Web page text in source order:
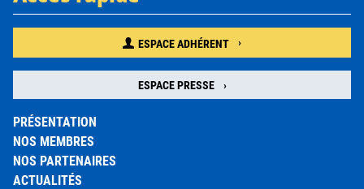
ESPACE ADHÉRENT
ESPACE PRESSE
PRÉSENTATION
NOS MEMBRES
NOS PARTENAIRES
ACTUALITÉS